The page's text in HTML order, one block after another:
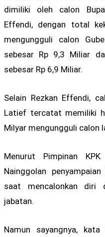
dimiliki oleh calon
Effendi, dengan total
mengungguli calon
sebesar Rp 9,3 Miliar
sebesar Rp 6,9 Miliar.
Selain Rezkan Effendi,
Latief tercatat memiliki
Milyar mengungguli calon
Menurut Pimpinan
Nainggolan
saat mencalonkan diri
jabatan.
Namun sayangnya,